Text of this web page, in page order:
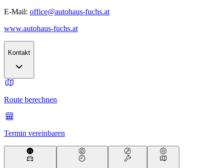
E-Mail: office@autohaus-fuchs.at
www.autohaus-fuchs.at
Kontakt
Route berechnen
Termin vereinbaren